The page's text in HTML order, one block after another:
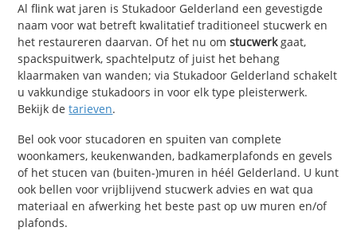
Al flink wat jaren is Stukadoor Gelderland een gevestigde
naam voor wat betreft kwalitatief traditioneel stucwerk en
het restaureren daarvan. Of het nu omstucwerkgaat,
spackspuitwerk, spachtelputz of juist het behang
klaarmaken van wanden; via Stukadoor Gelderland schakelt
u vakkundige stukadoors in voor elk type pleisterwerk.
Bekijk detarieven.
Bel ook voor stucadoren en spuiten van complete
woonkamers, keukenwanden, badkamerplafonds en gevels
of het stucen van (buiten-)muren in héél Gelderland. U kunt
ook bellen voor vrijblijvend stucwerk advies en wat qua
materiaal en afwerking het beste past op uw muren en/of
plafonds.